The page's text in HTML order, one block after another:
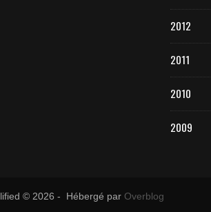
2012
2011
2010
2009
© 2026 - Hébergé par Overblog